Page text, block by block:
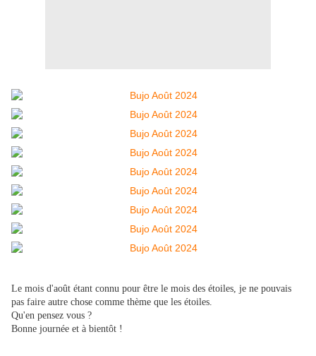
Le mois d'août étant connu pour être le mois des étoiles, je ne pouvais
pas faire autre chose comme thème que les étoiles.
Qu'en pensez vous ?
Bonne journée et à bientôt !